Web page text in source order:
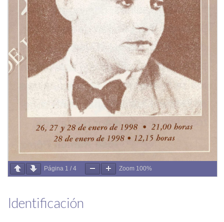
Página 1 / 4 Zoom 100%
Identificación